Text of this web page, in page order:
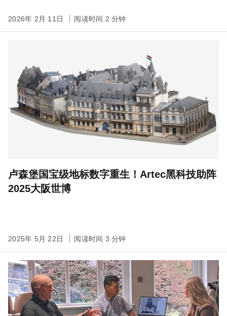
2026年 2月 11日 阅读时间 2 分钟
卢森堡国宝级地标数字重生！Artec黑科技助阵
2025大阪世博
2025年 5月 22日 阅读时间 3 分钟